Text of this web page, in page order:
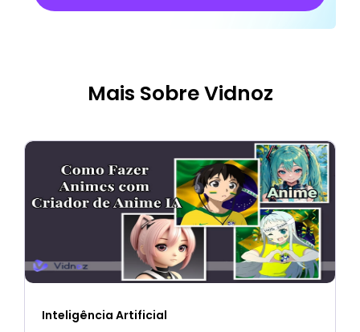
Mais Sobre Vidnoz
Inteligência Artificial